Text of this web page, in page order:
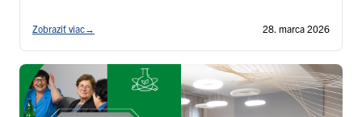
Zobraziť viac→ 28. marca 2026